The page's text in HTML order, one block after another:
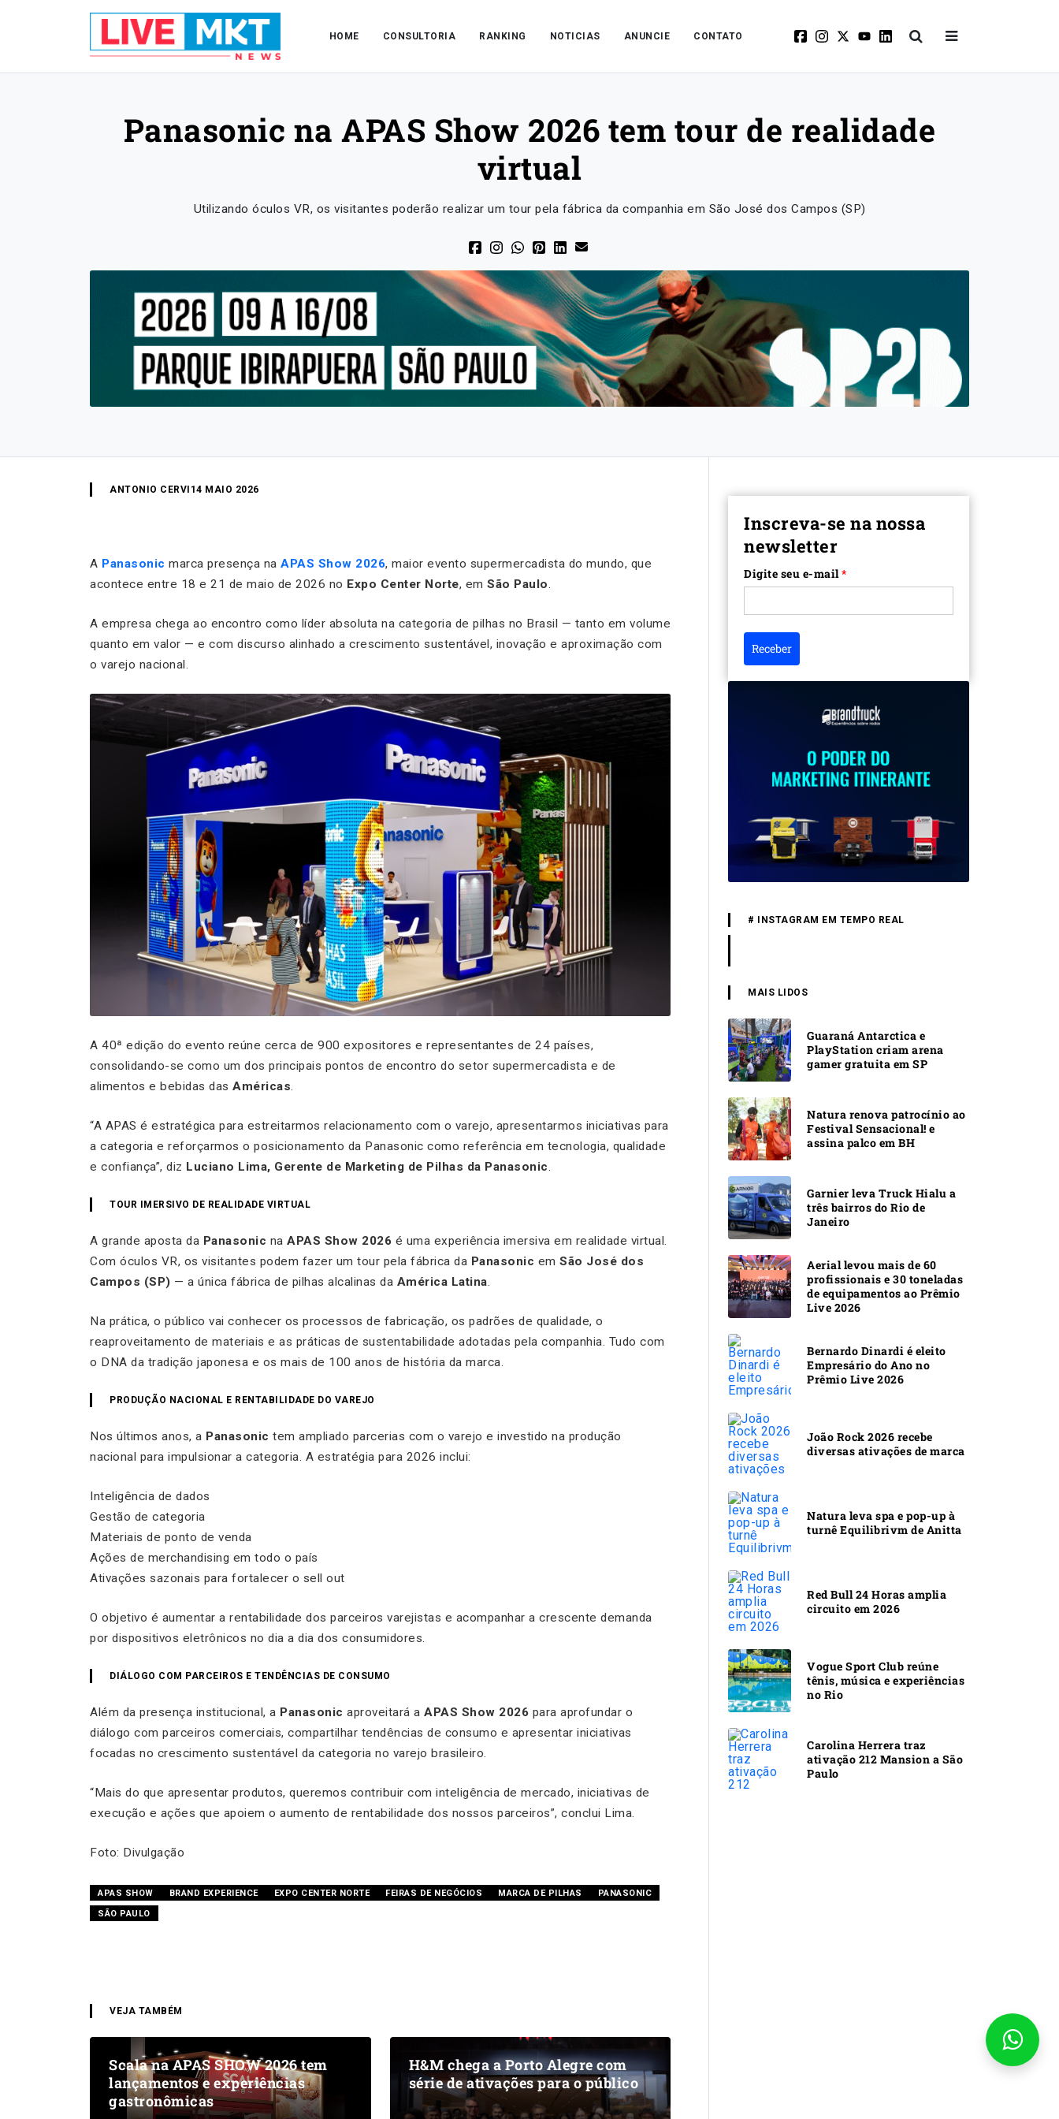
HOME CONSULTORIA RANKING NOTICIAS ANUNCIE CONTATO
Panasonic na APAS Show 2026 tem tour de realidade
virtual
Utilizando óculos VR, os visitantes poderão realizar um tour pela fábrica da companhia em São José dos Campos (SP)
ANTONIO CERVI 14 MAIO 2026
A Panasonic marca presença na APAS Show 2026, maior evento supermercadista do mundo, que
acontece entre 18 e 21 de maio de 2026 no Expo Center Norte, em São Paulo.
A empresa chega ao encontro como líder absoluta na categoria de pilhas no Brasil — tanto em volume
quanto em valor — e com discurso alinhado a crescimento sustentável, inovação e aproximação com
o varejo nacional.
A 40ª edição do evento reúne cerca de 900 expositores e representantes de 24 países,
consolidando-se como um dos principais pontos de encontro do setor supermercadista e de
alimentos e bebidas das Américas.
“A APAS é estratégica para estreitarmos relacionamento com o varejo, apresentarmos iniciativas para
a categoria e reforçarmos o posicionamento da Panasonic como referência em tecnologia, qualidade
e confiança”, diz Luciano Lima, Gerente de Marketing de Pilhas da Panasonic.
TOUR IMERSIVO DE REALIDADE VIRTUAL
A grande aposta da Panasonic na APAS Show 2026 é uma experiência imersiva em realidade virtual.
Com óculos VR, os visitantes podem fazer um tour pela fábrica da Panasonic em São José dos
Campos (SP) — a única fábrica de pilhas alcalinas da América Latina.
Na prática, o público vai conhecer os processos de fabricação, os padrões de qualidade, o
reaproveitamento de materiais e as práticas de sustentabilidade adotadas pela companhia. Tudo com
o DNA da tradição japonesa e os mais de 100 anos de história da marca.
PRODUÇÃO NACIONAL E RENTABILIDADE DO VAREJO
Nos últimos anos, a Panasonic tem ampliado parcerias com o varejo e investido na produção
nacional para impulsionar a categoria. A estratégia para 2026 inclui:
Inteligência de dados
Gestão de categoria
Materiais de ponto de venda
Ações de merchandising em todo o país
Ativações sazonais para fortalecer o sell out
O objetivo é aumentar a rentabilidade dos parceiros varejistas e acompanhar a crescente demanda
por dispositivos eletrônicos no dia a dia dos consumidores.
DIÁLOGO COM PARCEIROS E TENDÊNCIAS DE CONSUMO
Além da presença institucional, a Panasonic aproveitará a APAS Show 2026 para aprofundar o
diálogo com parceiros comerciais, compartilhar tendências de consumo e apresentar iniciativas
focadas no crescimento sustentável da categoria no varejo brasileiro.
“Mais do que apresentar produtos, queremos contribuir com inteligência de mercado, iniciativas de
execução e ações que apoiem o aumento de rentabilidade dos nossos parceiros”, conclui Lima.
Foto: Divulgação
APAS SHOW BRAND EXPERIENCE EXPO CENTER NORTE FEIRAS DE NEGÓCIOS MARCA DE PILHAS
PANASONIC
SÃO PAULO
VEJA TAMBÉM
Scala na APAS SHOW 2026 tem
lançamentos e experiências
gastronômicas
H&M chega a Porto Alegre com
série de ativações para o público
Inscreva-se na nossa
newsletter
Digite seu e-mail*
Receber
# INSTAGRAM EM TEMPO REAL
MAIS LIDOS
Guaraná Antarctica e
PlayStation criam arena
gamer gratuita em SP
Natura renova patrocínio ao
Festival Sensacional! e
assina palco em BH
Garnier leva Truck Hialu a
três bairros do Rio de
Janeiro
Aerial levou mais de 60
profissionais e 30 toneladas
de equipamentos ao Prêmio
Live 2026
Bernardo Dinardi é eleito
Empresário do Ano no
Prêmio Live 2026
João Rock 2026 recebe
diversas ativações de marca
Natura leva spa e pop-up à
turnê Equilibrivm de Anitta
Red Bull 24 Horas amplia
circuito em 2026
Vogue Sport Club reúne
tênis, música e experiências
no Rio
Carolina Herrera traz
ativação 212 Mansion a São
Paulo